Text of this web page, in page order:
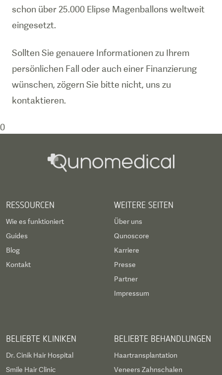
schon über 25.000 Elipse Magenballons weltweit
eingesetzt.
Sollten Sie genauere Informationen zu Ihrem
persönlichen Fall oder auch einer Finanzierung
wünschen, zögern Sie bitte nicht, uns zu
0
RESSOURCEN
Wie es funktioniert
Guides
Blog
Kontakt
WEITERE SEITEN
Über uns
Qunoscore
Karriere
Presse
Partner
Impressum
BELIEBTE KLINIKEN
Dr. Cinik Hair Hospital
Smile Hair Clinic
BELIEBTE BEHANDLUNGEN
Haartransplantation
Veneers Zahnschalen